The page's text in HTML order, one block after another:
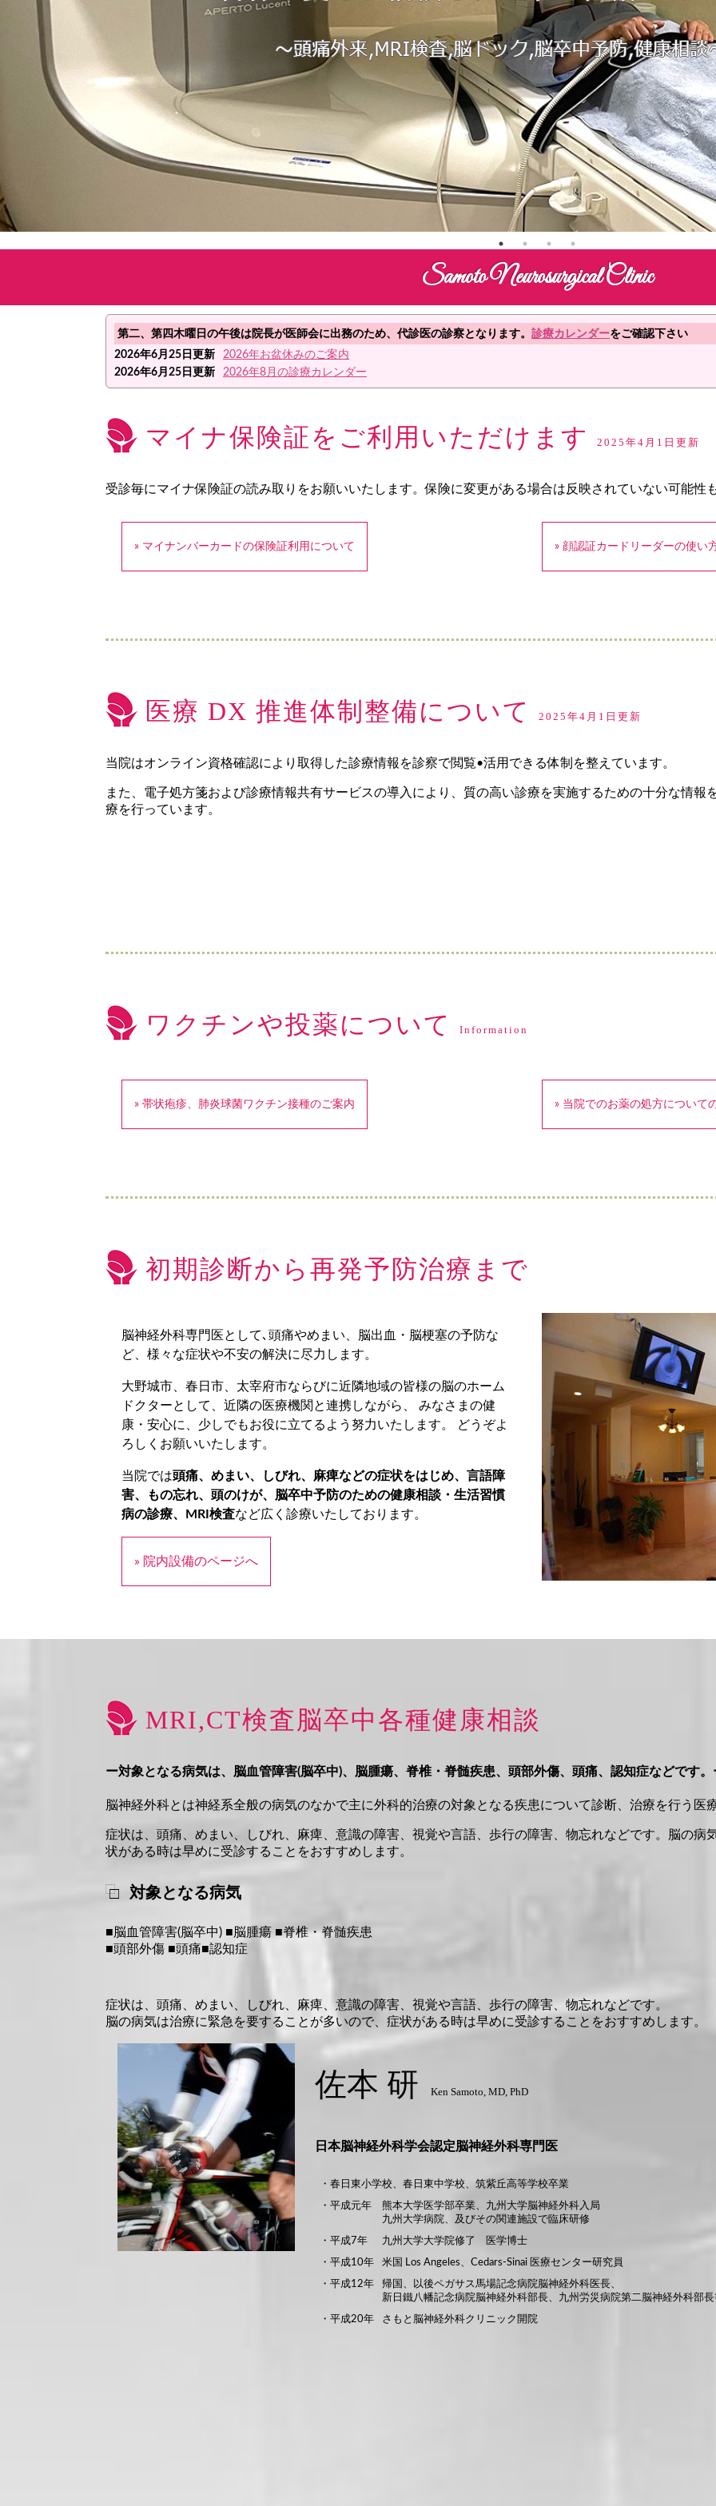
Samoto Neurosurgical Clinic
第二、第四木曜日の午後は院長が医師会に出務のため、代診医の診察となります。 診療カレンダーをご確認下さい
2026年6月25日更新
2026年お盆休みのご案内
2026年6月25日更新
2026年8月の診療カレンダー
マイナ保険証をご利用いただけます 2025年4月1日更新
受診毎にマイナ保険証の読み取りをお願いいたします。保険に変更がある場合は反映されていない可能性
» マイナンバーカードの保険証利用について » 顔認証カードリーダーの使い
医療 DX 推進体制整備について 2025年4月1日更新
当院はオンライン資格確認により取得した診療情報を診察で閲覧•活用できる体制を整えています。
また、電子処方箋および診療情報共有サービスの導入により、質の高い診療を実施するための十分な情報
療を行っています。
ワクチンや投薬について Information
» 帯状疱疹、肺炎球菌ワクチン接種のご案内 » 当院でのお薬の処方について
初期診断から再発予防治療まで
脳神経外科専門医として､頭痛やめまい、脳出血・脳梗塞の予防な
ど、様々な症状や不安の解決に尽力します。
大野城市、春日市、太宰府市ならびに近隣地域の皆様の脳のホーム
ドクターとして、近隣の医療機関と連携しながら、 みなさまの健
康・安心に、少しでもお役に立てるよう努力いたします。 どうぞよ
ろしくお願いいたします。
当院では頭痛、めまい、しびれ、麻痺などの症状をはじめ、言語障
害、もの忘れ、頭のけが、脳卒中予防のための健康相談・生活習慣
病の診療、MRI検査など広く診療いたしております。
» 院内設備のページへ
MRI,CT検査脳卒中各種健康相談
ー対象となる病気は、脳血管障害(脳卒中)、脳腫瘍、脊椎・脊髄疾患、頭部外傷、頭痛、認知症などです。
脳神経外科とは神経系全般の病気のなかで主に外科的治療の対象となる疾患について診断、治療を行う医
症状は、頭痛、めまい、しびれ、麻痺、意識の障害、視覚や言語、歩行の障害、物忘れなどです。脳の病
状がある時は早めに受診することをおすすめします。
対象となる病気
■脳血管障害(脳卒中) ■脳腫瘍 ■脊椎・脊髄疾患
■頭部外傷 ■頭痛■認知症
症状は、頭痛、めまい、しびれ、麻痺、意識の障害、視覚や言語、歩行の障害、物忘れなどです。
脳の病気は治療に緊急を要することが多いので、症状がある時は早めに受診することをおすすめします。
佐本 研 Ken Samoto, MD, PhD
日本脳神経外科学会認定脳神経外科専門医
・春日東小学校、春日東中学校、筑紫丘高等学校卒業
・平成元年
熊本大学医学部卒業、九州大学脳神経外科入局
九州大学病院、及びその関連施設で臨床研修
・平成7年 九州大学大学院修了 医学博士
・平成10年 米国 Los Angeles、Cedars-Sinai 医療センター研究員
・平成12年
帰国、以後ペガサス馬場記念病院脳神経外科医長、
新日鐵八幡記念病院脳神経外科部長、九州労災病院第二脳神経外科部
・平成20年 さもと脳神経外科クリニック開院